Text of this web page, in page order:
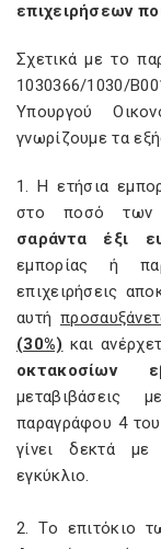
επιχειρήσεων
Σχετικά με το
1030366/1030/
Υπουργού
γνωρίζουμε τα
1. Η ετήσια
στο ποσό των
σαράντα έξι
εμπορίας ή
επιχειρήσεις
αυτή
(30%) και
οκτακοσίων
μεταβιβάσεις
παραγράφου 4
γίνει δεκτά με
εγκύκλιο.
2. Το επιτόκιο